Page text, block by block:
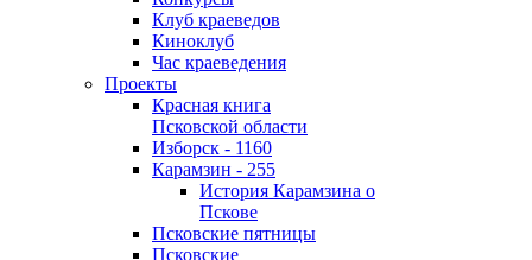
Клуб краеведов
Киноклуб
Час краеведения
Проекты
Красная книга
Псковской области
Изборск - 1160
Карамзин - 255
История Карамзина о
Пскове
Псковские пятницы
Псковские